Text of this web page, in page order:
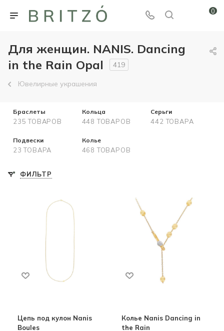
0
Для женщин. NANIS. Dancing
in the Rain Opal
419
Ювелирные украшения
Браслеты
235 ТОВАРОВ
Кольца
448 ТОВАРОВ
Серьги
442 ТОВАРА
Подвески
23 ТОВАРА
Колье
468 ТОВАРОВ
ФИЛЬТР
Цепь под кулон Nanis
Boules
Колье Nanis Dancing in
the Rain